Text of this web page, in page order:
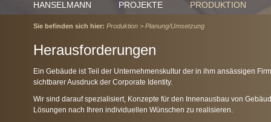
HANSELMANN PROJEKTE PRODUKTION
Sie befinden sich hier: Produktion > Planung/Umsetzung
Herausforderungen
Ein Gebäude ist Teil der Unternehmenskultur der in ihm ansässigen
sichtbarer Ausdruck der Corporate Identity.
Wir sind darauf spezialisiert, Konzepte für den Innenausbau von
Lösungen nach Ihren individuellen Wünschen zu realisieren.